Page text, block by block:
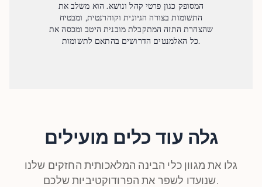
המסופק כגון פרטי קהל ונושא. הוא משלב את
התשומות בצורה הגיונית וקוהרנטית, ומבטיח
שהצהרת התזה המתקבלת מובנית היטב ומכסה את
כל האלמנטים הדרושים בהתאם לתשומות.
גלה עוד כלים מועילים
גלו את מגוון כלי הבינה המלאכותית החזקים שלנו
שנועדו לשפר את הפרודוקטיביות שלכם.